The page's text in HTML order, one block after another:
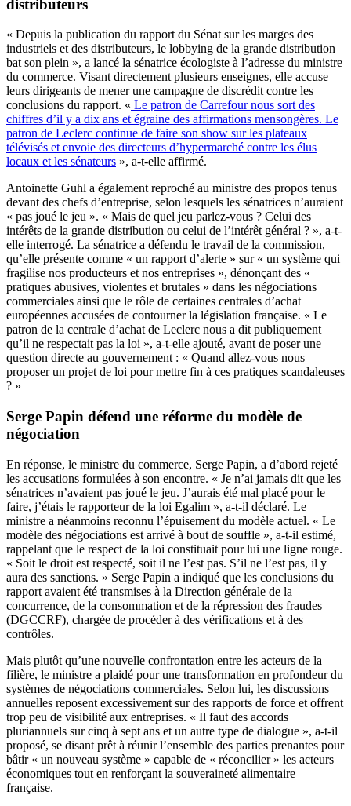
distributeurs
« Depuis la publication du rapport du Sénat sur les marges des
industriels et des distributeurs, le lobbying de la grande distribution
bat son plein », a lancé la sénatrice écologiste à l’adresse du ministre
du commerce. Visant directement plusieurs enseignes, elle accuse
leurs dirigeants de mener une campagne de discrédit contre les
conclusions du rapport. « Le patron de Carrefour nous sort des
chiffres d’il y a dix ans et égraine des affirmations mensongères. Le
patron de Leclerc continue de faire son show sur les plateaux
télévisés et envoie des directeurs d’hypermarché contre les élus
locaux et les sénateurs », a-t-elle affirmé.
Antoinette Guhl a également reproché au ministre des propos tenus
devant des chefs d’entreprise, selon lesquels les sénatrices n’auraient
« pas joué le jeu ». « Mais de quel jeu parlez-vous ? Celui des
intérêts de la grande distribution ou celui de l’intérêt général ? », a-t-
elle interrogé. La sénatrice a défendu le travail de la commission,
qu’elle présente comme « un rapport d’alerte » sur « un système qui
fragilise nos producteurs et nos entreprises », dénonçant des «
pratiques abusives, violentes et brutales » dans les négociations
commerciales ainsi que le rôle de certaines centrales d’achat
européennes accusées de contourner la législation française. « Le
patron de la centrale d’achat de Leclerc nous a dit publiquement
qu’il ne respectait pas la loi », a-t-elle ajouté, avant de poser une
question directe au gouvernement : « Quand allez-vous nous
proposer un projet de loi pour mettre fin à ces pratiques scandaleuses
? »
Serge Papin défend une réforme du modèle de
négociation
En réponse, le ministre du commerce, Serge Papin, a d’abord rejeté
les accusations formulées à son encontre. « Je n’ai jamais dit que les
sénatrices n’avaient pas joué le jeu. J’aurais été mal placé pour le
faire, j’étais le rapporteur de la loi Egalim », a-t-il déclaré. Le
ministre a néanmoins reconnu l’épuisement du modèle actuel. « Le
modèle des négociations est arrivé à bout de souffle », a-t-il estimé,
rappelant que le respect de la loi constituait pour lui une ligne rouge.
« Soit le droit est respecté, soit il ne l’est pas. S’il ne l’est pas, il y
aura des sanctions. » Serge Papin a indiqué que les conclusions du
rapport avaient été transmises à la Direction générale de la
concurrence, de la consommation et de la répression des fraudes
(DGCCRF), chargée de procéder à des vérifications et à des
contrôles.
Mais plutôt qu’une nouvelle confrontation entre les acteurs de la
filière, le ministre a plaidé pour une transformation en profondeur du
systèmes de négociations commerciales. Selon lui, les discussions
annuelles reposent excessivement sur des rapports de force et offrent
trop peu de visibilité aux entreprises. « Il faut des accords
pluriannuels sur cinq à sept ans et un autre type de dialogue », a-t-il
proposé, se disant prêt à réunir l’ensemble des parties prenantes pour
bâtir « un nouveau système » capable de « réconcilier » les acteurs
économiques tout en renforçant la souveraineté alimentaire
française.